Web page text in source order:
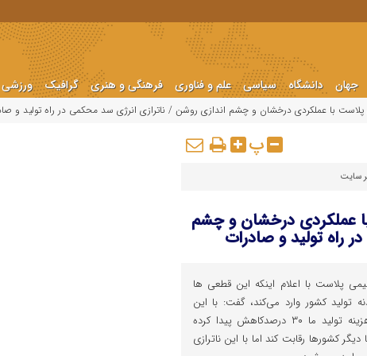
جهان دانشگاه سیاسی علم و فناوری فرهنگی و هنری گرافیک ورزشی
پلاست با عملکردی درخشان و چشم اندازی روشن / ناترازی انرژی سد محکمی در راه تولید و
پ
سایت
عملکردی درخشان و چشم
راه تولید و صادرات
پلاست با اعلام اینکه این قطعی ها
تولید کشور وارد می‌کند، گفت: با این
تعطیلی ها و ناترازی انرژی هزینه تولید ما ۳۰ درصدکاهش پیدا کرده
کشورها رقابت کند اما با این ناترازی